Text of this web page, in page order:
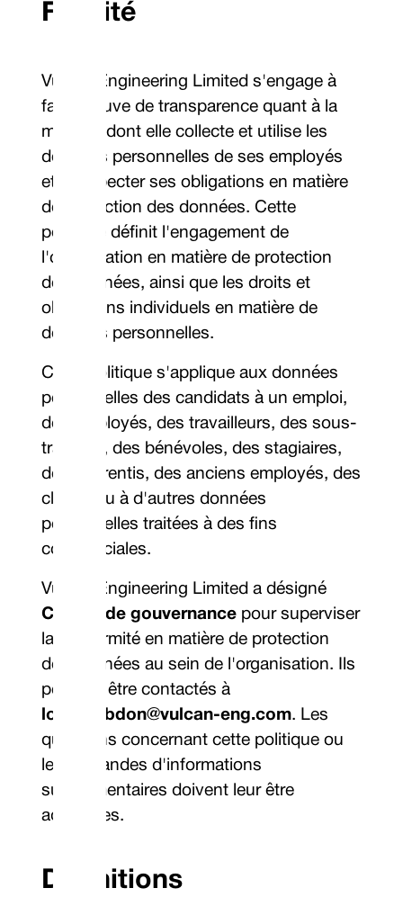
Finalité
Vulcan Engineering Limited s'engage à
faire preuve de transparence quant à la
manière dont elle collecte et utilise les
données personnelles de ses employés
et à respecter ses obligations en matière
de protection des données. Cette
politique définit l'engagement de
l'organisation en matière de protection
des données, ainsi que les droits et
obligations individuels en matière de
données personnelles.
Cette politique s'applique aux données
personnelles des candidats à un emploi,
des employés, des travailleurs, des sous-
traitants, des bénévoles, des stagiaires,
des apprentis, des anciens employés, des
clients ou à d'autres données
personnelles traitées à des fins
commerciales.
Vulcan Engineering Limited a désigné
Comité de gouvernance pour superviser
la conformité en matière de protection
des données au sein de l'organisation. Ils
peuvent être contactés à
louise.ebdon@vulcan-eng.com. Les
questions concernant cette politique ou
les demandes d'informations
supplémentaires doivent leur être
adressées.
Définitions